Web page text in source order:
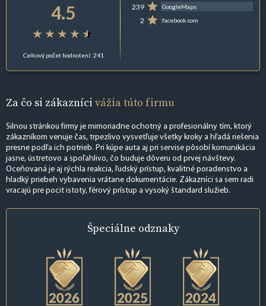
4.5
Celkový počet hodnotení: 241
239 GoogleMaps
2 facebook.com
Za čo si zákazníci vážia túto firmu
Silnou stránkou firmy je mimoriadne ochotný a profesionálny tím, ktorý
zákazníkom venuje čas, trpezlivo vysvetľuje všetky kroky a hľadá riešenia
presne podľa ich potrieb. Pri kúpe auta aj pri servise pôsobí komunikácia
jasne, ústretovo a spoľahlivo, čo buduje dôveru od prvej návštevy.
Oceňovaná je aj rýchla reakcia, ľudský prístup, kvalitné poradenstvo a
hladký priebeh vybavenia vrátane dokumentácie. Zákazníci sa sem radi
vracajú pre pocit istoty, férový prístup a vysoký štandard služieb.
Špeciálne odznaky